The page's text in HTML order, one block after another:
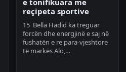
e tonifikuara me
reçipeta sportive
15 Bella Hadid ka treguar
forcën dhe energjinë e saj në
fushatën e re para-vjeshtore
të markës Alo,…